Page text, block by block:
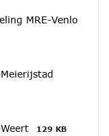
MRE-Venlo
129 KB